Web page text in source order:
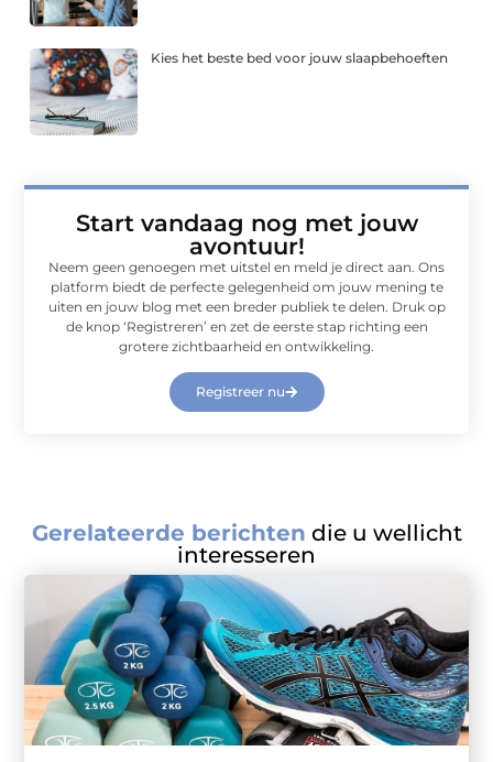
Kies het beste bed voor jouw slaapbehoeften
Start vandaag nog met jouw
avontuur!
Neem geen genoegen met uitstel en meld je direct aan. Ons
platform biedt de perfecte gelegenheid om jouw mening te
uiten en jouw blog met een breder publiek te delen. Druk op
de knop ‘Registreren’ en zet de eerste stap richting een
grotere zichtbaarheid en ontwikkeling.
Registreer nu
Gerelateerde berichten die u wellicht
interesseren